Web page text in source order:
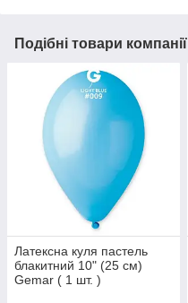
Подібні товари компанії
Латексна куля пастель
блакитний 10" (25 см)
Gemar ( 1 шт. )